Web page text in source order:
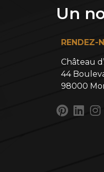
Un
RENDEZ-
Château
44
98000